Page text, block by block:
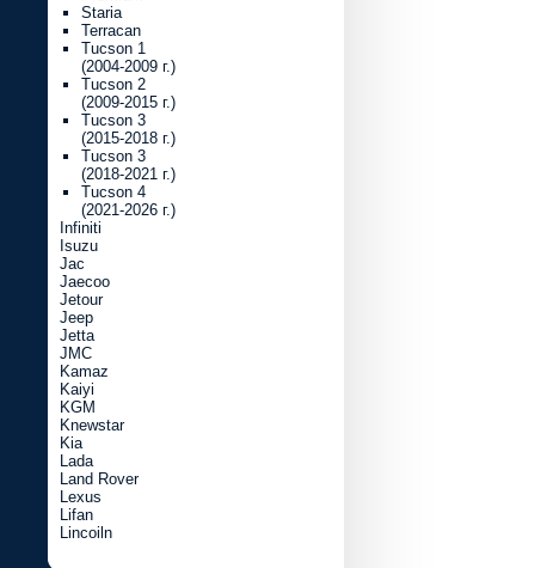
Staria
Terracan
Tucson 1
(2004-2009 г.)
Tucson 2
(2009-2015 г.)
Tucson 3
(2015-2018 г.)
Tucson 3
(2018-2021 г.)
Tucson 4
(2021-2026 г.)
Infiniti
Isuzu
Jac
Jaecoo
Jetour
Jeep
Jetta
JMC
Kamaz
Kaiyi
KGM
Knewstar
Kia
Lada
Land Rover
Lexus
Lifan
Lincoiln